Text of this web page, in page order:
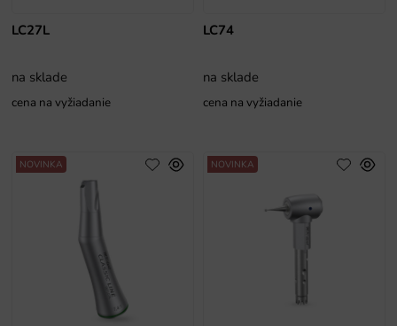
LC27L
na sklade
cena na vyžiadanie
LC74
na sklade
cena na vyžiadanie
NOVINKA NOVINKA